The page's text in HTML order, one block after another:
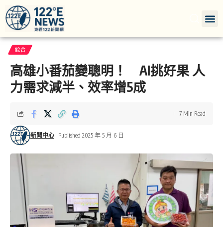
綜合
高雄小番茄變聰明！ AI挑好果 人
力需求減半、效率增5成
新聞中心 Published 2025 年 5 月 6 日
7 Min Read